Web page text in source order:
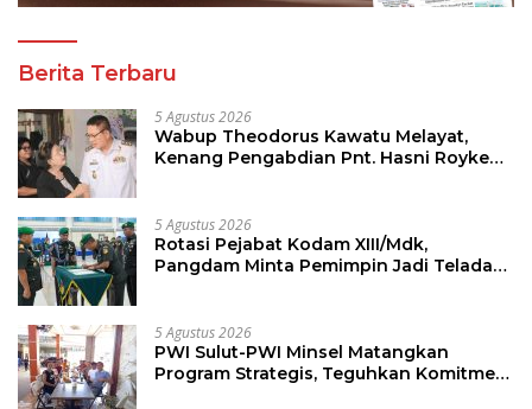
Berita Terbaru
5 Agustus 2026
Wabup Theodorus Kawatu Melayat,
Kenang Pengabdian Pnt. Hasni Royke
5 Agustus 2026
Rotasi Pejabat Kodam XIII/Mdk,
Pangdam Minta Pemimpin Jadi Teladan
5 Agustus 2026
PWI Sulut-PWI Minsel Matangkan
Program Strategis, Teguhkan Komitmen